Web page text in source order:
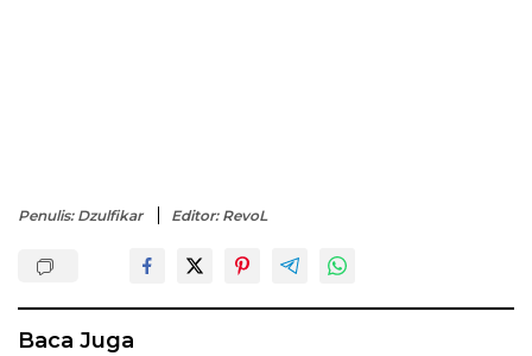
Penulis: Dzulfikar Editor: RevoL
Baca Juga